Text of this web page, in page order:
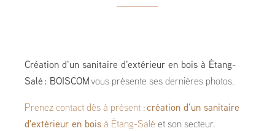
Création d'un sanitaire d'extérieur en bois à Étang-
Salé : BOISCOM vous présente ses dernières photos.
Prenez contact dès à présent : création d'un sanitaire
d'extérieur en bois à Étang-Salé et son secteur.